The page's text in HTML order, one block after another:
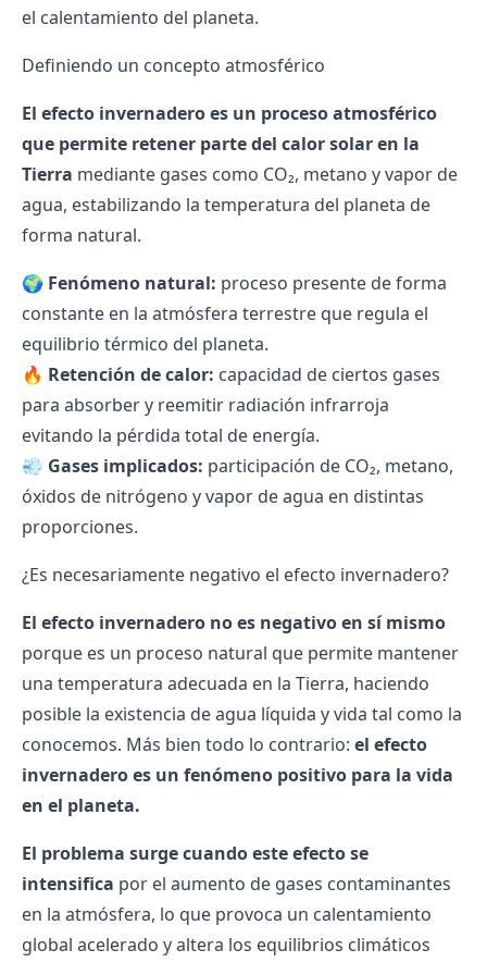
el calentamiento del planeta.
Definiendo un concepto atmosférico
El efecto invernadero es un proceso atmosférico
que permite retener parte del calor solar en la
Tierra mediante gases como CO₂, metano y vapor de
agua, estabilizando la temperatura del planeta de
forma natural.
🌍 Fenómeno natural: proceso presente de forma
constante en la atmósfera terrestre que regula el
equilibrio térmico del planeta.
🔥 Retención de calor: capacidad de ciertos gases
para absorber y reemitir radiación infrarroja
evitando la pérdida total de energía.
💨 Gases implicados: participación de CO₂, metano,
óxidos de nitrógeno y vapor de agua en distintas
proporciones.
¿Es necesariamente negativo el efecto invernadero?
El efecto invernadero no es negativo en sí mismo
porque es un proceso natural que permite mantener
una temperatura adecuada en la Tierra, haciendo
posible la existencia de agua líquida y vida tal como la
conocemos. Más bien todo lo contrario: el efecto
invernadero es un fenómeno positivo para la vida
en el planeta.
El problema surge cuando este efecto se
intensifica por el aumento de gases contaminantes
en la atmósfera, lo que provoca un calentamiento
global acelerado y altera los equilibrios climáticos